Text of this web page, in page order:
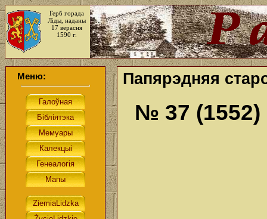
Герб горада
Ліды, наданы
17 верасня
1590 г.
Меню: Папярэдняя
№ 37 (1552)